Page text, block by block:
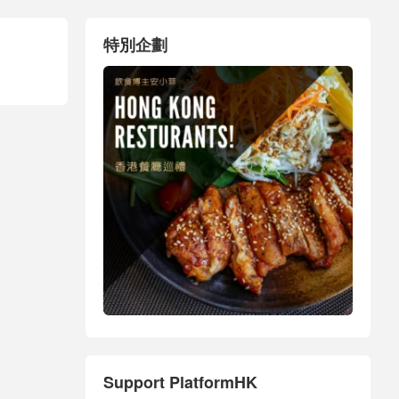
特別企劃
Support PlatformHK